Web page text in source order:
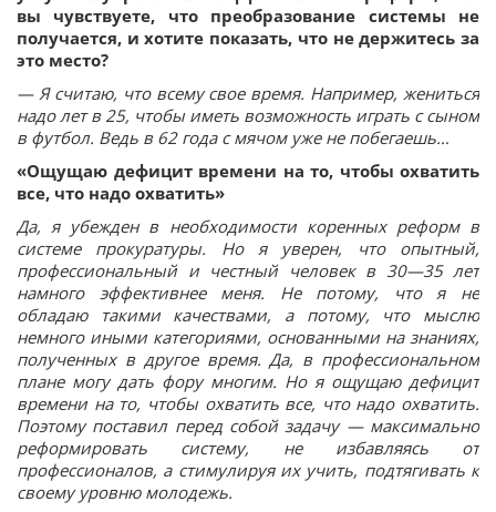
вы чувствуете, что преобразование системы не
получается, и хотите показать, что не держитесь за
это место?
— Я считаю, что всему свое время. Например, жениться
надо лет в 25, чтобы иметь возможность играть с сыном
в футбол. Ведь в 62 года с мячом уже не побегаешь…
«Ощущаю дефицит времени на то, чтобы охватить
все, что надо охватить»
Да, я убежден в необходимости коренных реформ в
системе прокуратуры. Но я уверен, что опытный,
профессиональный и честный человек в 30—35 лет
намного эффективнее меня. Не потому, что я не
обладаю такими качествами, а потому, что мыслю
немного иными категориями, основанными на знаниях,
полученных в другое время. Да, в профессиональном
плане могу дать фору многим. Но я ощущаю дефицит
времени на то, чтобы охватить все, что надо охватить.
Поэтому поставил перед собой задачу — максимально
реформировать систему, не избавляясь от
профессионалов, а стимулируя их учить, подтягивать к
своему уровню молодежь.